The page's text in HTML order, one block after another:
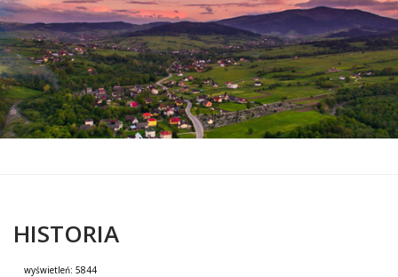
HISTORIA
wyświetleń: 5844